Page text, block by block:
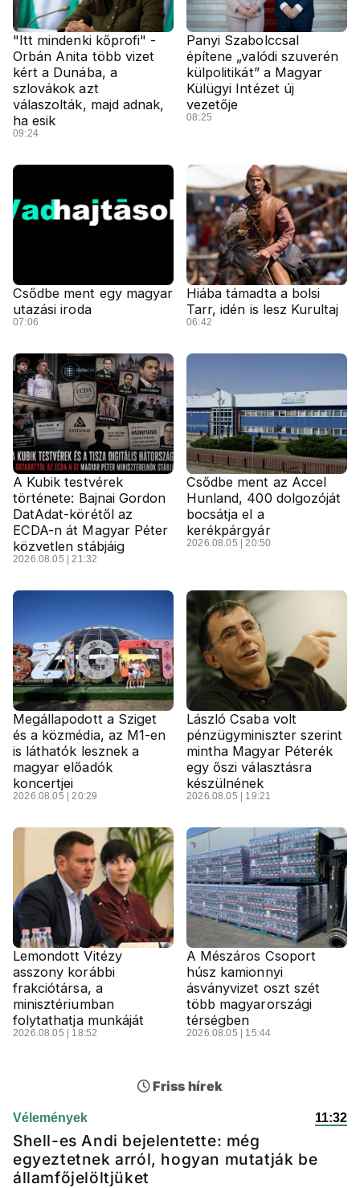
"Itt mindenki kőprofi" -
Orbán Anita több vizet
kért a Dunába, a
szlovákok azt
válaszolták, majd adnak,
ha esik
09:24
Panyi Szabolccsal
építene „valódi szuverén
külpolitikát” a Magyar
Külügyi Intézet új
vezetője
08:25
Csődbe ment egy magyar
utazási iroda
07:06
Hiába támadta a bolsi
Tarr, idén is lesz Kurultaj
06:42
A Kubik testvérek
története: Bajnai Gordon
DatAdat-körétől az
ECDA-n át Magyar Péter
közvetlen stábjáig
2026.08.05 | 21:32
Csődbe ment az Accel
Hunland, 400 dolgozóját
bocsátja el a
kerékpárgyár
2026.08.05 | 20:50
Megállapodott a Sziget
és a közmédia, az M1-en
is láthatók lesznek a
magyar előadók
koncertjei
2026.08.05 | 20:29
László Csaba volt
pénzügyminiszter szerint
mintha Magyar Péterék
egy őszi választásra
készülnének
2026.08.05 | 19:21
Lemondott Vitézy
asszony korábbi
frakciótársa, a
minisztériumban
folytathatja munkáját
2026.08.05 | 18:52
A Mészáros Csoport
húsz kamionnyi
ásványvizet oszt szét
több magyarországi
térségben
2026.08.05 | 15:44
Friss hírek
Vélemények 11:32
Shell-es Andi bejelentette: még
egyeztetnek arról, hogyan mutatják be
államfőjelöltjüket